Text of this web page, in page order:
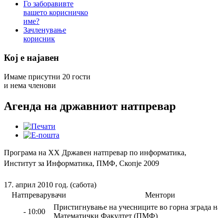
Го заборавивте
вашето корисничко
име?
Зачленување
корисник
Кој е најавен
Имаме присутни 20 гости
и нема членови
Агенда на државниот натпревар
Програма на XX Државен натпревар по информатика,
Институт за Информатика, ПМФ, Скопје 2009
17. април 2010 год. (сабота)
Натпреварувачи
Ментори
- 10:00
Пристигнување на учесниците во горна зграда
Математички Факултет (ПМФ)